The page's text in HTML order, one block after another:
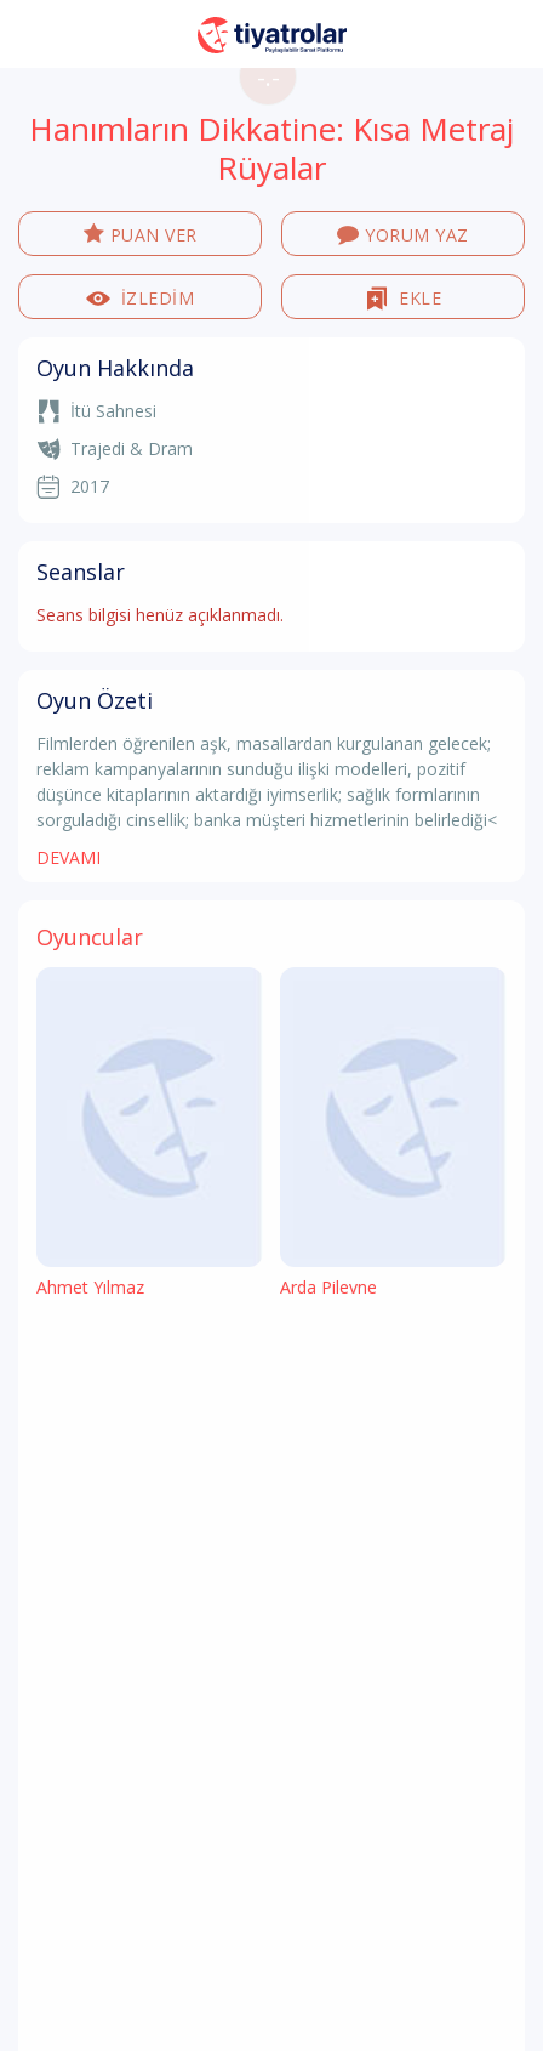
-.-
Hanımların Dikkatine: Kısa Metraj
Rüyalar
PUAN VER YORUM YAZ
İZLEDİM EKLE
Oyun Hakkında
İtü Sahnesi
Trajedi & Dram
2017
Seanslar
Seans bilgisi henüz açıklanmadı.
Oyun Özeti
Filmlerden öğrenilen aşk, masallardan kurgulanan gelecek;
reklam kampanyalarının sunduğu ilişki modelleri, pozitif
düşünce kitaplarının aktardığı iyimserlik; sağlık formlarının
sorguladığı cinsellik; banka müşteri hizmetlerinin belirlediği<
DEVAMI
Oyuncular
Ahmet Yılmaz Arda Pilevne